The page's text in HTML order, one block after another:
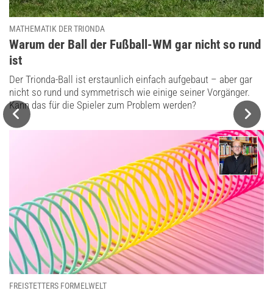
MATHEMATIK DER TRIONDA
:
Warum der Ball der Fußball-WM gar nicht so rund
ist
Der Trionda-Ball ist erstaunlich einfach aufgebaut – aber gar
nicht so rund und symmetrisch wie einige seiner Vorgänger.
Kann das für die Spieler zum Problem werden?
FREISTETTERS FORMELWELT